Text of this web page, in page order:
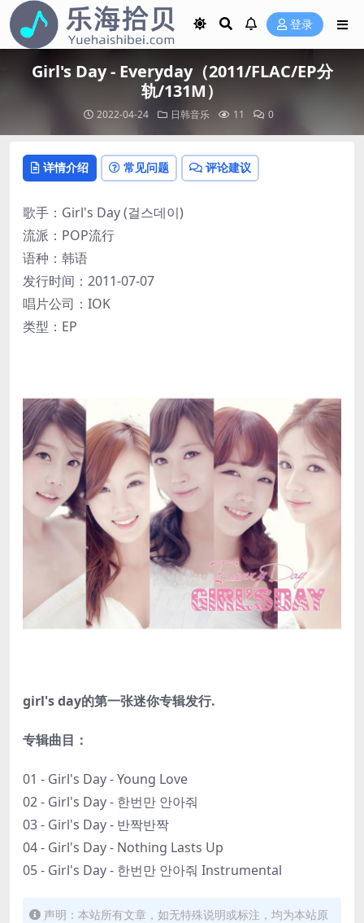
登录
Girl's Day - Everyday（2011/FLAC/EP分
轨/131M）
2022-04-24 日韩音乐 11 0
详情介绍 常见问题 评论建议
歌手：Girl's Day (걸스데이)
流派：POP流行
语种：韩语
发行时间：2011-07-07
唱片公司：IOK
类型：EP
girl's day的第一张迷你专辑发行.
专辑曲目：
01 - Girl's Day - Young Love
02 - Girl's Day - 한번만 안아줘
03 - Girl's Day - 반짝반짝
04 - Girl's Day - Nothing Lasts Up
05 - Girl's Day - 한번만 안아줘 Instrumental
声明：本站所有文章，如无特殊说明或标注，均为本站原